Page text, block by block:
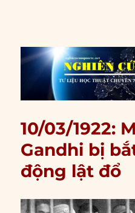
10/03/1922:
Gandhi bị
động lật đổ